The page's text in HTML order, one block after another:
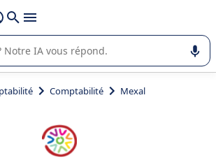
avec
guide dans l'utilisation ou la sélection de
Comptabilité Mexal